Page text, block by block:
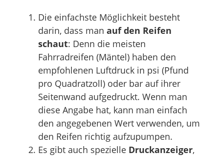
Die einfachste Möglichkeit besteht
darin, dass man auf den Reifen
schaut: Denn die meisten
Fahrradreifen (Mäntel) haben den
empfohlenen Luftdruck in psi (Pfund
pro Quadratzoll) oder bar auf ihrer
Seitenwand aufgedruckt. Wenn man
diese Angabe hat, kann man einfach
den angegebenen Wert verwenden, um
den Reifen richtig aufzupumpen.
Es gibt auch spezielle Druckanzeiger,